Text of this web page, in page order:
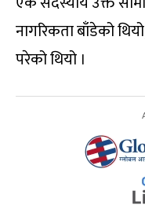
नागरिकता बाँडेको
परेको थियो ।